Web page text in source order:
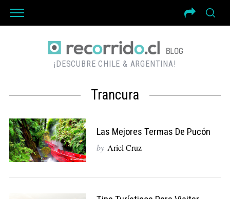
¡DESCUBRE CHILE & ARGENTINA!
Trancura
Las Mejores Termas De Pucón
by Ariel Cruz